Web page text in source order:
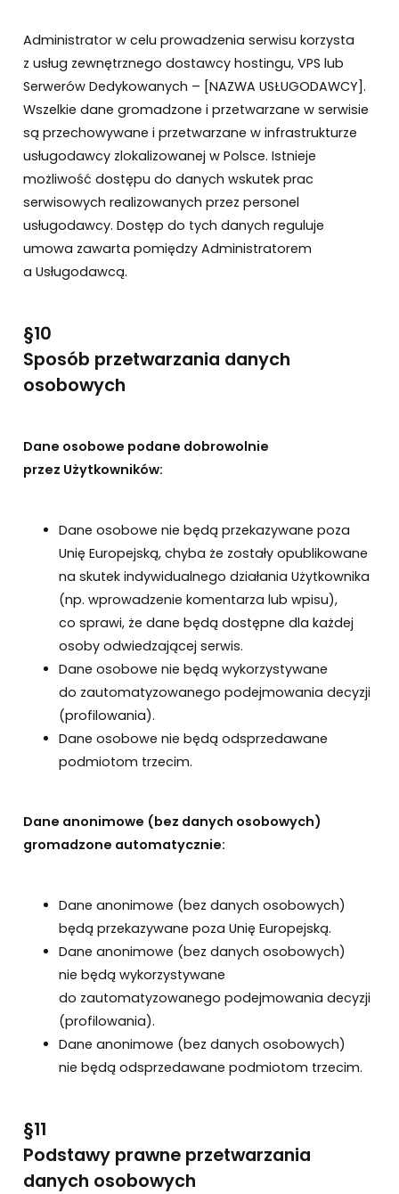
Administrator w celu prowadzenia serwisu korzysta
z usług zewnętrznego dostawcy hostingu, VPS lub
Serwerów Dedykowanych – [NAZWA USŁUGODAWCY].
Wszelkie dane gromadzone i przetwarzane w serwisie
są przechowywane i przetwarzane w infrastrukturze
usługodawcy zlokalizowanej w Polsce. Istnieje
możliwość dostępu do danych wskutek prac
serwisowych realizowanych przez personel
usługodawcy. Dostęp do tych danych reguluje
umowa zawarta pomiędzy Administratorem
a Usługodawcą.
§10
Sposób przetwarzania danych
osobowych
Dane osobowe podane dobrowolnie
przez Użytkowników:
Dane osobowe nie będą przekazywane poza
Unię Europejską, chyba że zostały opublikowane
na skutek indywidualnego działania Użytkownika
(np. wprowadzenie komentarza lub wpisu),
co sprawi, że dane będą dostępne dla każdej
osoby odwiedzającej serwis.
Dane osobowe nie będą wykorzystywane
do zautomatyzowanego podejmowania decyzji
(profilowania).
Dane osobowe nie będą odsprzedawane
podmiotom trzecim.
Dane anonimowe (bez danych osobowych)
gromadzone automatycznie:
Dane anonimowe (bez danych osobowych)
będą przekazywane poza Unię Europejską.
Dane anonimowe (bez danych osobowych)
nie będą wykorzystywane
do zautomatyzowanego podejmowania decyzji
(profilowania).
Dane anonimowe (bez danych osobowych)
nie będą odsprzedawane podmiotom trzecim.
§11
Podstawy prawne przetwarzania
danych osobowych